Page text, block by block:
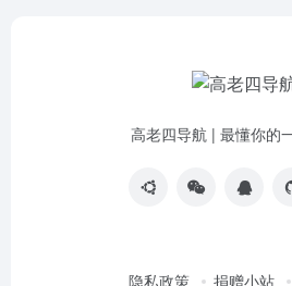
高老四导航 | 最懂你的
隐私政策 捐赠小站